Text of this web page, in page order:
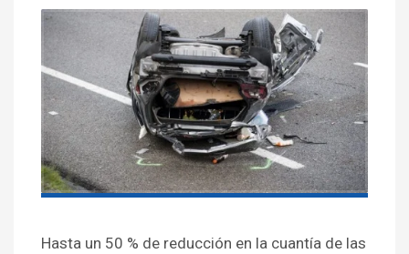
Hasta un 50 % de reducción en la cuantía de las